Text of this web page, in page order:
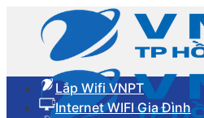
content
Lắp Wifi VNPT
Internet WIFI Gia Đình